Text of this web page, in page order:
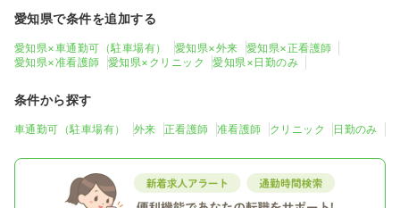
愛知県で条件を追加する
愛知県×車通勤可（駐車場有） 愛知県×外来
愛知県×正看護師
愛知県×准看護師
愛知県×クリニック 愛知県×日勤のみ
条件から探す
車通勤可（駐車場有） 外来 正看護師 准看護師 クリニック 日勤のみ